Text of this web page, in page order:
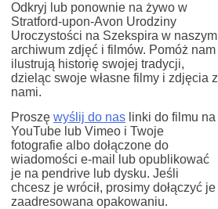
Odkryj lub ponownie na żywo w
Stratford-upon-Avon Urodziny
Uroczystości na Szekspira w naszym
archiwum zdjęć i filmów. Pomóż nam
ilustrują historię swojej tradycji,
dzieląc swoje własne filmy i zdjęcia z
nami.
Proszę wyślij do nas linki do filmu na
YouTube lub Vimeo i Twoje
fotografie albo dołączone do
wiadomości e-mail lub opublikować
je na pendrive lub dysku. Jeśli
chcesz je wrócił, prosimy dołączyć je
zaadresowana opakowaniu.